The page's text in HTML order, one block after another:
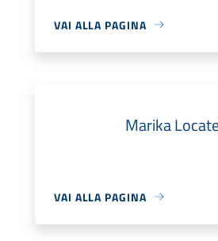
VAI ALLA PAGINA
Marika
VAI ALLA PAGINA